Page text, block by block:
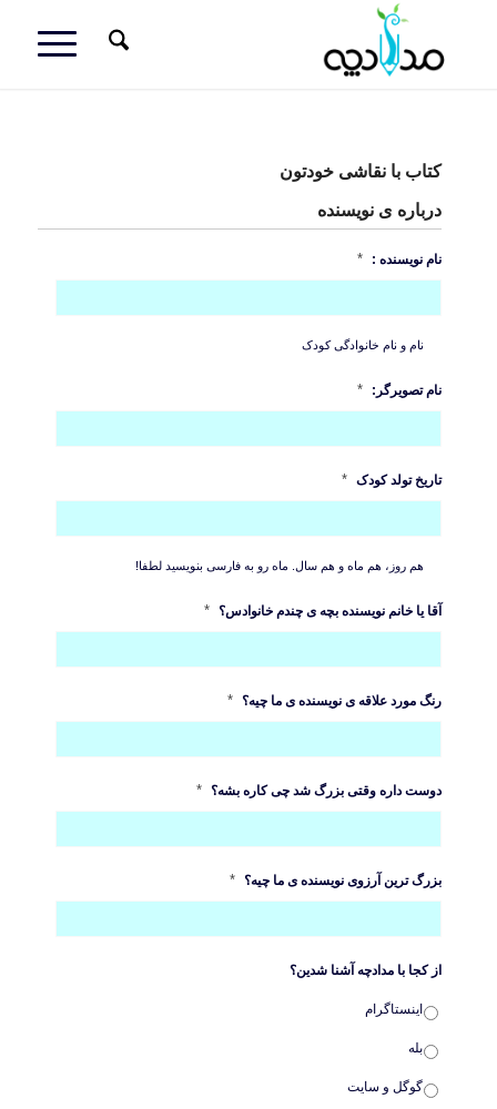
کتاب با نقاشی خودتون
درباره ی نویسنده
نام نویسنده : *
نام و نام خانوادگی کودک
نام تصویرگر: *
تاریخ تولد کودک *
هم روز، هم ماه و هم سال. ماه رو به فارسی بنویسید لطفا!
آقا یا خانم نویسنده بچه ی چندم خانوادس؟ *
رنگ مورد علاقه ی نویسنده ی ما چیه؟ *
دوست داره وقتی بزرگ شد چی کاره بشه؟ *
بزرگ ترین آرزوی نویسنده ی ما چیه؟ *
از کجا با مدادچه آشنا شدین؟
اینستاگرام
بله
گوگل و سایت